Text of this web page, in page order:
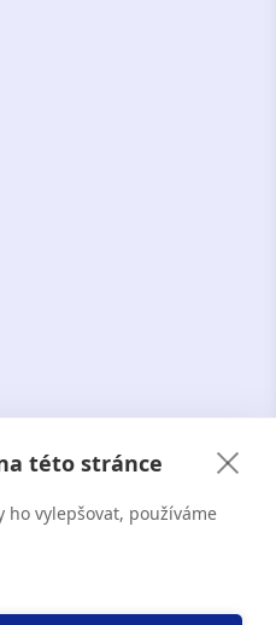
této stránce
vylepšovat, používáme